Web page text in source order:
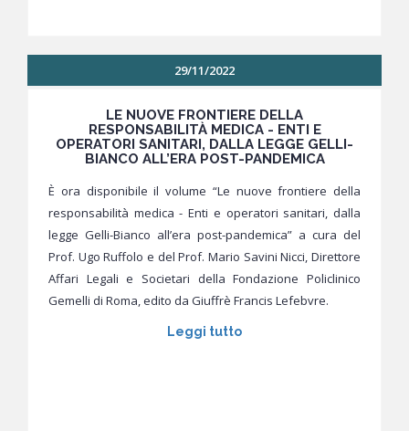
29/11/2022
LE NUOVE FRONTIERE DELLA
RESPONSABILITÀ MEDICA - ENTI E
OPERATORI SANITARI, DALLA LEGGE GELLI-
BIANCO ALL’ERA POST-PANDEMICA
È ora disponibile il volume “Le nuove frontiere della
responsabilità medica - Enti e operatori sanitari, dalla
legge Gelli-Bianco all’era post-pandemica” a cura del
Prof. Ugo Ruffolo e del Prof. Mario Savini Nicci, Direttore
Affari Legali e Societari della Fondazione Policlinico
Gemelli di Roma, edito da Giuffrè Francis Lefebvre.
Leggi tutto